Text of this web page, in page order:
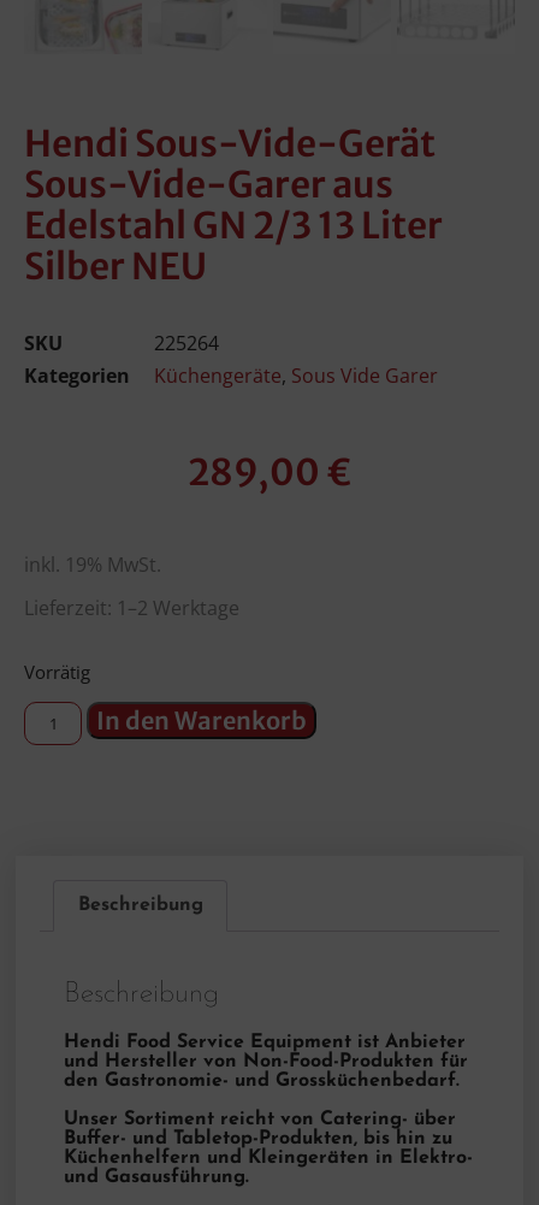
Hendi Sous-Vide-Gerät
Sous-Vide-Garer aus
Edelstahl GN 2/3 13 Liter
Silber NEU
SKU
225264
Kategorien
Küchengeräte, Sous Vide Garer
289,00 €
inkl. 19% MwSt.
Lieferzeit: 1–2 Werktage
Vorrätig
In den Warenkorb
Beschreibung
Beschreibung
Hendi Food Service Equipment ist Anbieter
und Hersteller von Non-Food-Produkten für
den Gastronomie- und Grossküchenbedarf.
Unser Sortiment reicht von Catering- über
Buffer- und Tabletop-Produkten, bis hin zu
Küchenhelfern und Kleingeräten in Elektro-
und Gasausführung.